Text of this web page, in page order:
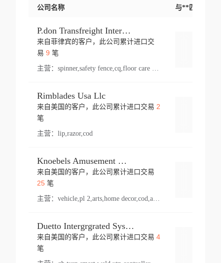
公司名称 与**匹配交易
P.don Transfreight International
来自菲律宾的客户，此公司累计进口交
易 9 笔
主营：
Rimblades Usa Llc
来自美国的客户，此公司累计进口交易 2
笔
主营： lip,razor,cod
Knoebels Amusement Resort
来自美国的客户，此公司累计进口交易
25笔
主营： vehicle,pl 2,arts,home decor,cod,amusement ride,sea
Duetto Intergrgrated Systems Inc.
来自美国的客户，此公司累计进口交易 4
笔